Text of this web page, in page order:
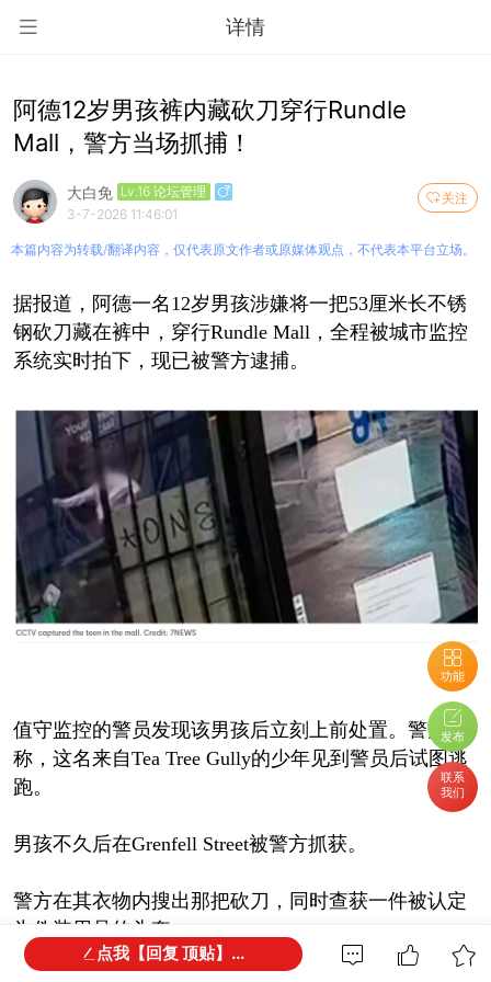
详情
功能
发布
联系
我们
阿德12岁男孩裤内藏砍刀穿行Rundle
Mall，警方当场抓捕！
关注
大白免 Lv.16 论坛管理
3-7-2026 11:46:01
本篇内容为转载/翻译内容，仅代表原文作者或原媒体观点，不代表本平台立场。
据报道，阿德一名12岁男孩涉嫌将一把53厘米长不锈
钢砍刀藏在裤中，穿行Rundle Mall，全程被城市监控
系统实时拍下，现已被警方逮捕。
值守监控的警员发现该男孩后立刻上前处置。警方
称，这名来自Tea Tree Gully的少年见到警员后试图逃
跑。
男孩不久后在Grenfell Street被警方抓获。
警方在其衣物内搜出那把砍刀，同时查获一件被认定
为伪装用品的头套。
点我【回复 顶贴】...